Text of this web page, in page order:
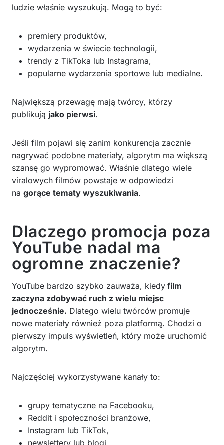
ludzie właśnie wyszukują. Mogą to być:
premiery produktów,
wydarzenia w świecie technologii,
trendy z TikToka lub Instagrama,
popularne wydarzenia sportowe lub medialne.
Największą przewagę mają twórcy, którzy
publikują jako pierwsi.
Jeśli film pojawi się zanim konkurencja zacznie
nagrywać podobne materiały, algorytm ma większą
szansę go wypromować. Właśnie dlatego wiele
viralowych filmów powstaje w odpowiedzi
na gorące tematy wyszukiwania.
Dlaczego promocja poza
YouTube nadal ma
ogromne znaczenie?
YouTube bardzo szybko zauważa, kiedy film
zaczyna zdobywać ruch z wielu miejsc
jednocześnie. Dlatego wielu twórców promuje
nowe materiały również poza platformą. Chodzi o
pierwszy impuls wyświetleń, który może uruchomić
algorytm.
Najczęściej wykorzystywane kanały to:
grupy tematyczne na Facebooku,
Reddit i społeczności branżowe,
Instagram lub TikTok,
newslettery lub blogi.